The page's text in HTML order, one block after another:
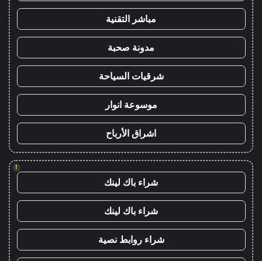
مباشر التقنية
مدونة صحبة
شرقيات السياحة
موسوعة انوار
اشراق الأرباح
!
شراء باك لينك
شراء باك لينك
شراء روابط نصية